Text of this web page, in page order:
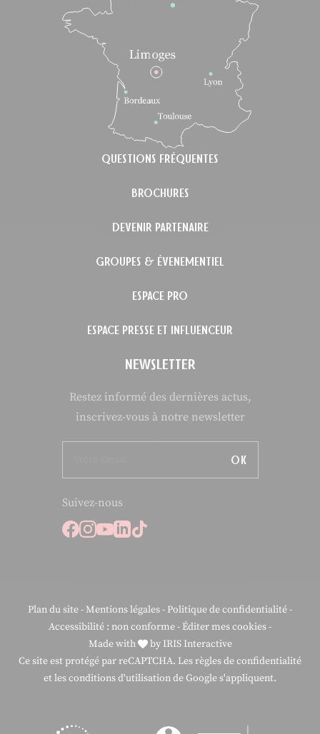
QUESTIONS FRÉQUENTES
BROCHURES
DEVENIR PARTENAIRE
GROUPES & ÉVENEMENTIEL
ESPACE PRO
ESPACE PRESSE ET INFLUENCEUR
NEWSLETTER
Restez informé des dernières actus,
inscrivez-vous à notre newsletter
OK
Suivez-nous
Suivez-nous sur Facebook
Suivez-nous sur Instagram
Suivez-nous sur Youtube
Suivez-nous sur
Suivez-nous sur Tiktok
Plan du site-Mentions légales-Politique de confidentialité-
Accessibilité : non conforme- Éditer mes cookies-
Made with
byIRIS Interactive
Ce site est protégé par reCAPTCHA. Lesrègles de confidentialité
et lesconditions d'utilisationde Google s'appliquent.